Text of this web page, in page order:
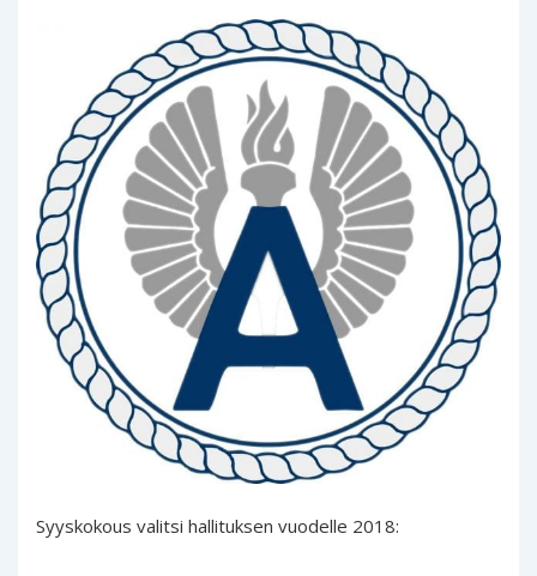
Syyskokous valitsi hallituksen vuodelle 2018: